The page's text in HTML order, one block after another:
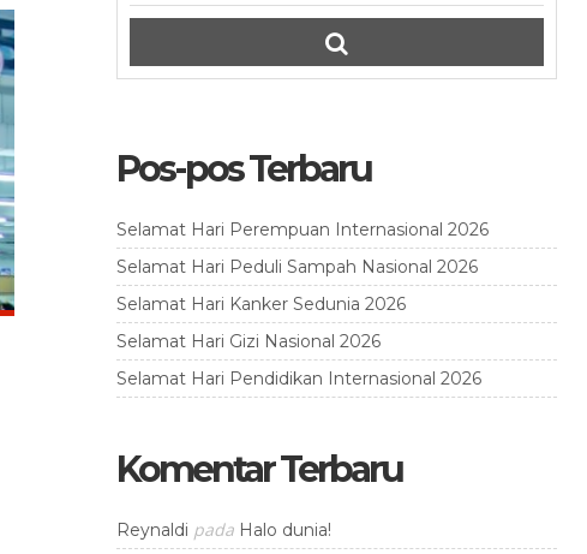
Pos-pos Terbaru
Selamat Hari Perempuan Internasional 2026
Selamat Hari Peduli Sampah Nasional 2026
Selamat Hari Kanker Sedunia 2026
Selamat Hari Gizi Nasional 2026
Selamat Hari Pendidikan Internasional 2026
Komentar Terbaru
Reynaldi pada Halo dunia!